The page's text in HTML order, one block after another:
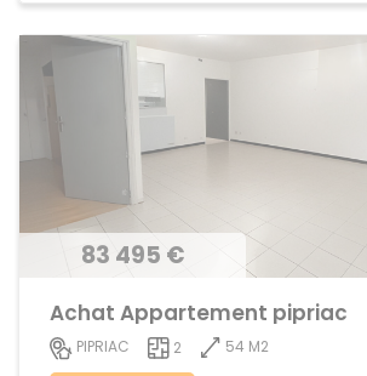
83 495 €
Achat Appartement pipriac
PIPRIAC 2
54 M2